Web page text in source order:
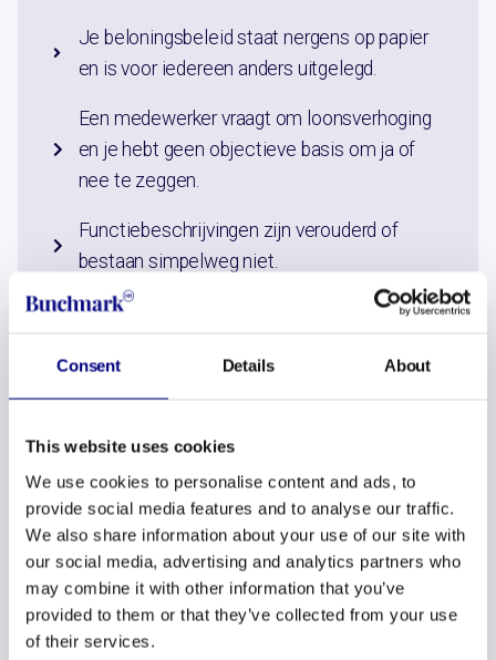
Consent Details About
This website uses cookies
We use cookies to personalise content and ads, to
provide social media features and to analyse our traffic.
We also share information about your use of our site with
our social media, advertising and analytics partners who
may combine it with other information that you’ve
provided to them or that they’ve collected from your use
of their services.
Je beloningsbeleid staat nergens op papier
en is voor iedereen anders uitgelegd.
Een medewerker vraagt om loonsverhoging
en je hebt geen objectieve basis om ja of
nee te zeggen.
Functiebeschrijvingen zijn verouderd of
bestaan simpelweg niet.
GENDER PAY GAP
Is jullie organisatie
klaar voor de nieuwe